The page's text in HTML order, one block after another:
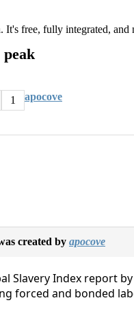
free, fully integrated, and
peak
1 apocove
created by apocove
Slavery Index report
forced and bonded